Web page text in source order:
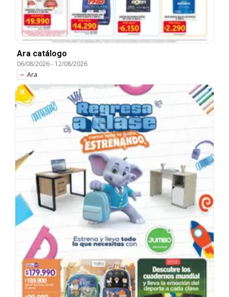
Ara catálogo
06/08/2026- 12/08/2026
Ara